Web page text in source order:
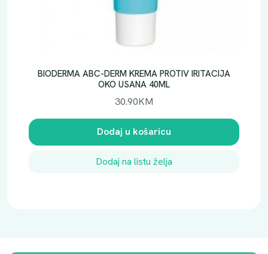
BIODERMA ABC-DERM KREMA PROTIV IRITACIJA
OKO USANA 40ML
30.90KM
Dodaj u košaricu
Dodaj na listu želja